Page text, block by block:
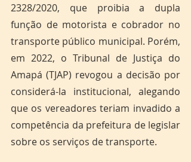
2328/2020, que proibia a dupla
função de motorista e cobrador no
transporte público municipal. Porém,
em 2022, o Tribunal de Justiça do
Amapá (TJAP) revogou a decisão por
considerá-la institucional, alegando
que os vereadores teriam invadido a
competência da prefeitura de legislar
sobre os serviços de transporte.